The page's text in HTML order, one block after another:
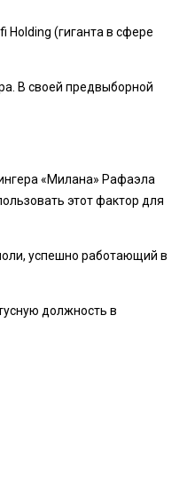
(гиганта в сфере
В своей предвыборной
«Милана» Рафаэла
этот фактор для
успешно работающий в
должность в